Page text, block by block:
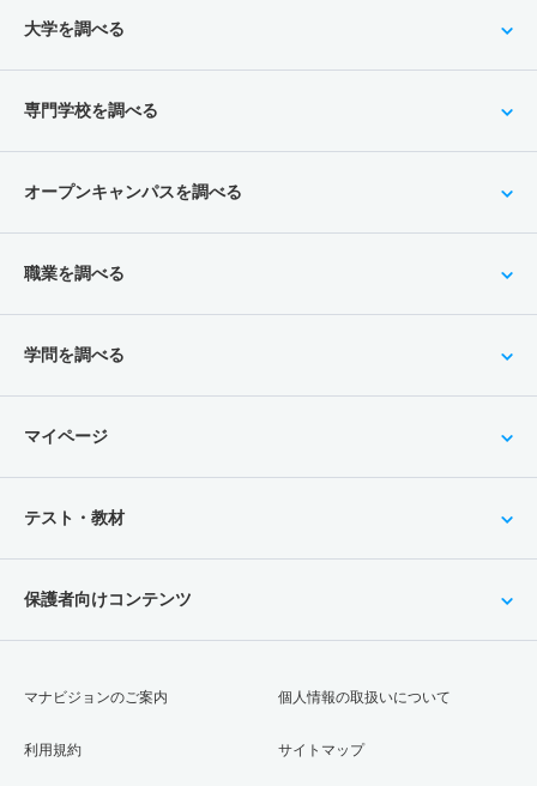
大学を調べる
専門学校を調べる
オープンキャンパスを調べる
職業を調べる
学問を調べる
マイページ
テスト・教材
保護者向けコンテンツ
マナビジョンのご案内
利用規約
個人情報の取扱いについて
サイトマップ